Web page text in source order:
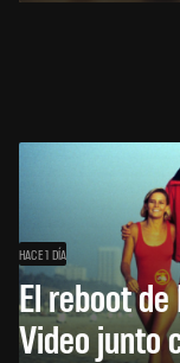
HACE 1 DÍA
El reboot
Video junto